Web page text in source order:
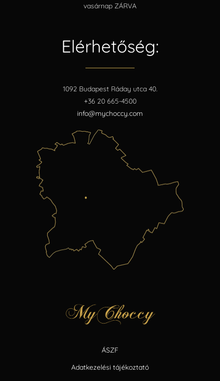
vasárnap ZÁRVA
Elérhetőség:
1092 Budapest Ráday utca 40.
+36 20 665-4500
info@mychoccy.com
ÁSZF
Adatkezelési tájékoztató